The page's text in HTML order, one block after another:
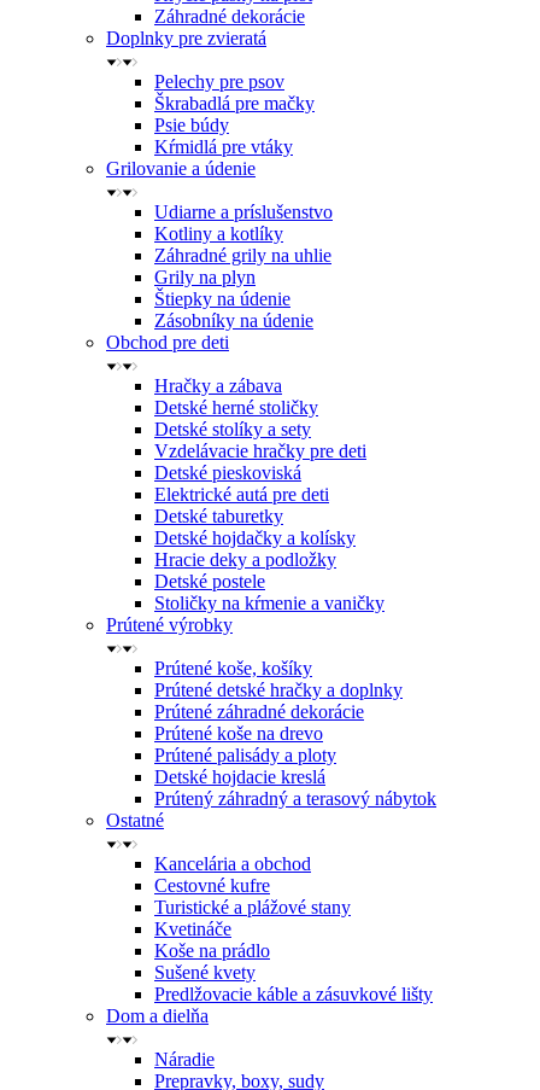
Záhradné dekorácie
Doplnky pre zvieratá
Pelechy pre psov
Škrabadlá pre mačky
Psie búdy
Kŕmidlá pre vtáky
Grilovanie a údenie
Udiarne a príslušenstvo
Kotliny a kotlíky
Záhradné grily na uhlie
Grily na plyn
Štiepky na údenie
Zásobníky na údenie
Obchod pre deti
Hračky a zábava
Detské herné stoličky
Detské stolíky a sety
Vzdelávacie hračky pre deti
Detské pieskoviská
Elektrické autá pre deti
Detské taburetky
Detské hojdačky a kolísky
Hracie deky a podložky
Detské postele
Stoličky na kŕmenie a vaničky
Prútené výrobky
Prútené koše, košíky
Prútené detské hračky a doplnky
Prútené záhradné dekorácie
Prútené koše na drevo
Prútené palisády a ploty
Detské hojdacie kreslá
Prútený záhradný a terasový nábytok
Ostatné
Kancelária a obchod
Cestovné kufre
Turistické a plážové stany
Kvetináče
Koše na prádlo
Sušené kvety
Predlžovacie káble a zásuvkové lišty
Dom a dielňa
Náradie
Prepravky, boxy, sudy